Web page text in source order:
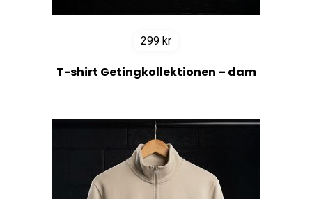
299 kr
T-shirt Getingkollektionen – dam